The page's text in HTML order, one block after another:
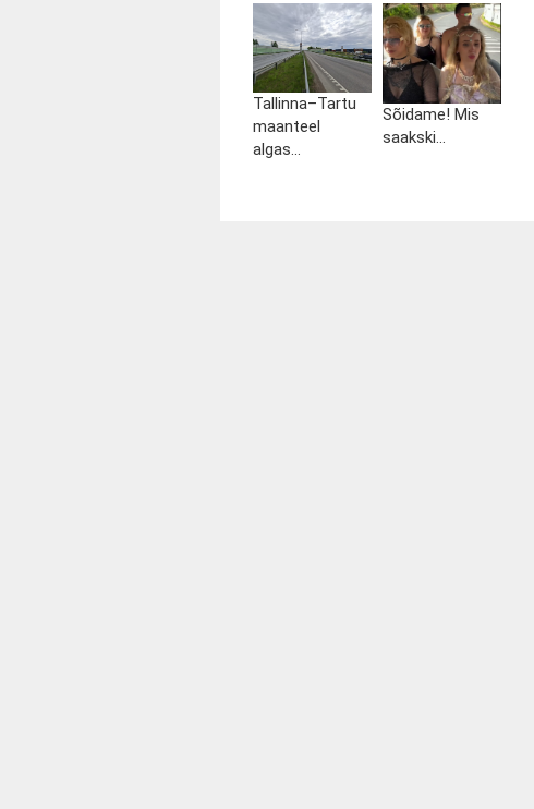
Tallinna–Tartu
maanteel
algas...
Sõidame! Mis
saakski...